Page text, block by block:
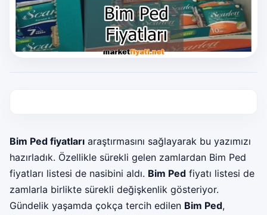
Bim Ped fiyatları araştırmasını sağlayarak bu yazımızı
hazırladık. Özellikle sürekli gelen zamlardan Bim Ped
fiyatları listesi de nasibini aldı. Bim Ped fiyatı listesi de
zamlarla birlikte sürekli değişkenlik gösteriyor.
Gündelik yaşamda çokça tercih edilen Bim Ped,